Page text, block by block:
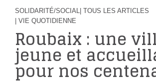
SOLIDARITÉ/SOCIAL | TOUS LES ARTICLES
| VIE QUOTIDIENNE
Roubaix : une
jeune et
pour nos